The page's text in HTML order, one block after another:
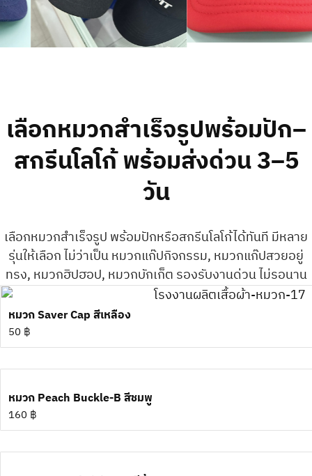
เลือกหมวกสำเร็จรูปพร้อมปัก–
สกรีนโลโก้ พร้อมส่งด่วน 3–5
วัน
เลือกหมวกสำเร็จรูป พร้อมปักหรือสกรีนโลโก้ได้ทันที มีหลาย
รุ่นให้เลือก ไม่ว่าเป็น หมวกแก๊ปกิจกรรม, หมวกแก๊ปสวยอยู่
ทรง, หมวกฮิปฮอป, หมวกบักเก็ต รองรับงานด่วน ไม่รอนาน
หมวก Saver Cap สีเหลือง
50 ฿
หมวก Peach Buckle-B สีชมพู
160 ฿